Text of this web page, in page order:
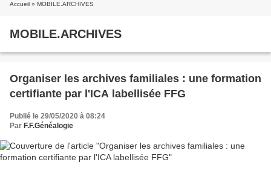
Accueil » MOBILE.ARCHIVES
MOBILE.ARCHIVES
Organiser les archives familiales : une formation
certifiante par l'ICA labellisée FFG
Publié le 29/05/2020 à 08:24
Par F.F.Généalogie